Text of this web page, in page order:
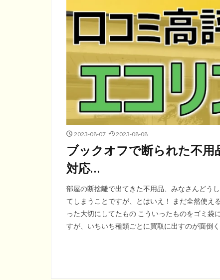
2023-08-07 2023-08-08
ブックオフで断られた不
対応…
部屋の断捨離で出てきた不用品、みなさんどう
てしまうことですが、とはいえ！ まだ全然使え
った大切にしてたもの こういったものをゴミ
すが、いちいち種類ごとに買取に出すのが面倒